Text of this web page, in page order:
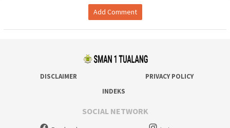
Add Comment
DISCLAIMER
PRIVACY POLICY
INDEKS
SOCIAL NETWORK